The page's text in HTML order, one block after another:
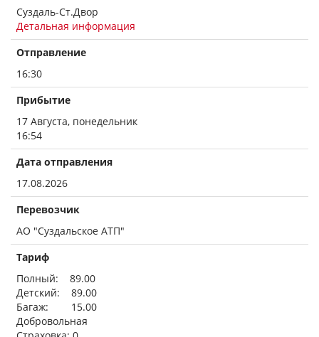
Суздаль-Ст.Двор
Детальная информация
Отправление
16:30
Прибытие
17 Августа, понедельник
16:54
Дата отправления
17.08.2026
Перевозчик
АО "Суздальское АТП"
Тариф
Полный: 89.00
Детский: 89.00
Багаж: 15.00
Добровольная